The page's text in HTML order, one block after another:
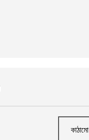
কাঠামো